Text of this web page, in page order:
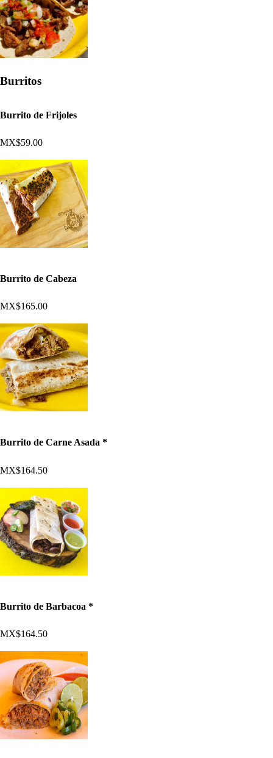
Burritos
Burrito de Frijoles
MX$59.00
Burrito de Cabeza
MX$165.00
Burrito de Carne Asada *
MX$164.50
Burrito de Barbacoa *
MX$164.50